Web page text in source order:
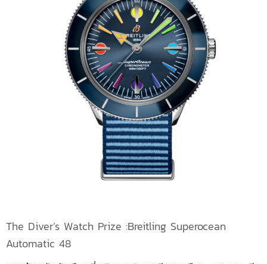
The Diver’s Watch Prize :Breitling Superocean
Automatic 48